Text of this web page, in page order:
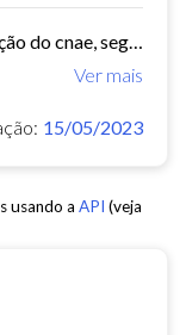
Ver mais
15/05/2023
usando a API (veja